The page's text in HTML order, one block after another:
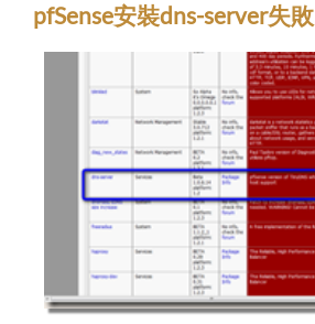
pfSense安裝dns-server失敗